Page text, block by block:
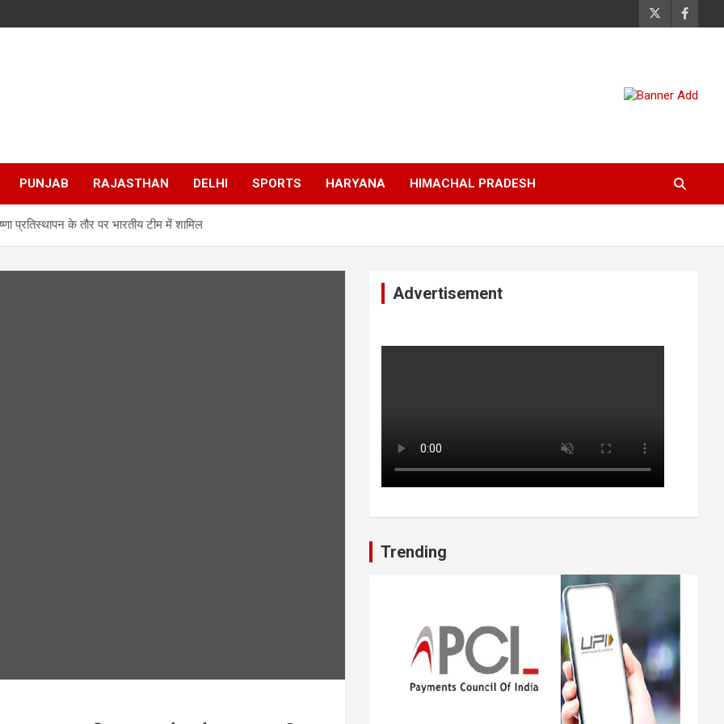
PUNJAB RAJASTHAN DELHI SPORTS HARYANA HIMACHAL PRADESH
प्रतिस्थापन के तौर पर भारतीय टीम में शामिल
Advertisement
Trending